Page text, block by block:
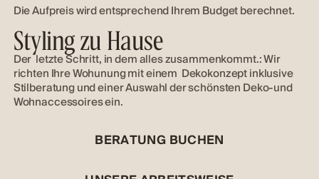
Die Aufpreis wird entsprechend Ihrem Budget berechnet.
Styling zu Hause
Der letzte Schritt, in dem alles zusammenkommt.: Wir
richten Ihre Wohunung mit einem Dekokonzept inklusive
Stilberatung und einer Auswahl der schönsten Deko-und
Wohnaccessoires ein.
BERATUNG BUCHEN